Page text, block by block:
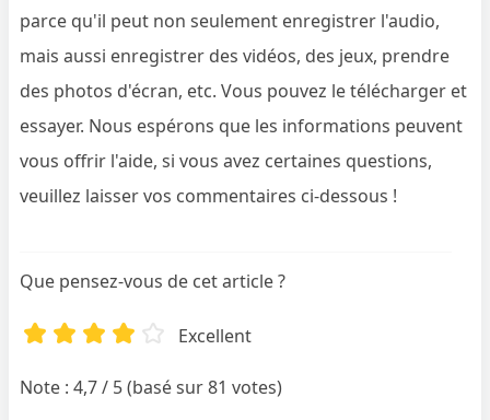
parce qu'il peut non seulement enregistrer l'audio,
mais aussi enregistrer des vidéos, des jeux, prendre
des photos d'écran, etc. Vous pouvez le télécharger et
essayer. Nous espérons que les informations peuvent
vous offrir l'aide, si vous avez certaines questions,
veuillez laisser vos commentaires ci-dessous !
Que pensez-vous de cet article ?
Excellent
Note : 4,7 / 5 (basé sur 81 votes)